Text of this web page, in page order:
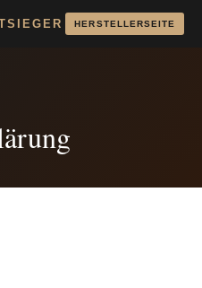
HERSTELLERSEITE